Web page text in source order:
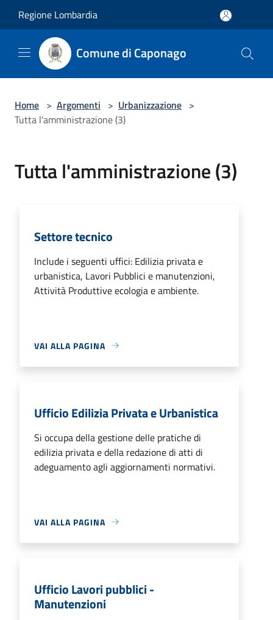
Regione Lombardia
Comune di Caponago
Home > Argomenti > Urbanizzazione >
Tutta l'amministrazione (3)
Tutta l'amministrazione (3)
Settore tecnico
Include i seguenti uffici: Edilizia privata e
urbanistica, Lavori Pubblici e manutenzioni,
Attività Produttive ecologia e ambiente.
VAI ALLA PAGINA
Ufficio Edilizia Privata e Urbanistica
Si occupa della gestione delle pratiche di
edilizia privata e della redazione di atti di
adeguamento agli aggiornamenti normativi.
VAI ALLA PAGINA
Ufficio Lavori pubblici -
Manutenzioni